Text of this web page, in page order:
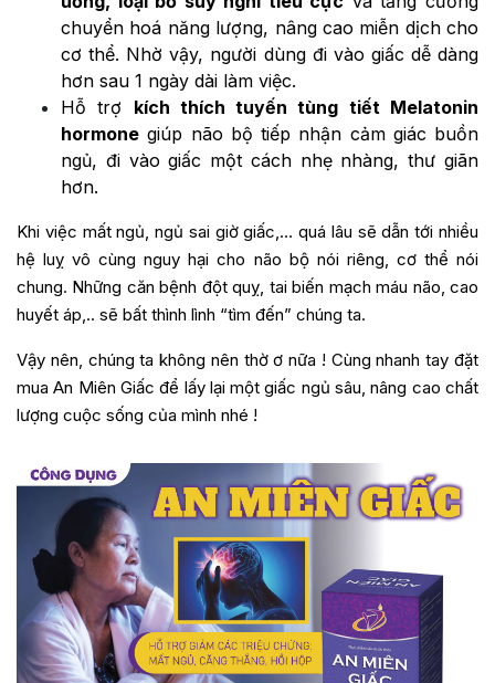
chuyển hoá năng lượng, nâng cao miễn dịch cho
cơ thể. Nhờ vậy, người dùng đi vào giấc dễ dàng
hơn sau 1 ngày dài làm việc.
Hỗ trợ kích thích tuyến tùng tiết Melatonin
hormone giúp não bộ tiếp nhận cảm giác buồn
ngủ, đi vào giấc một cách nhẹ nhàng, thư giãn
hơn.
Khi việc mất ngủ, ngủ sai giờ giấc,… quá lâu sẽ dẫn tới nhiều
hệ luỵ vô cùng nguy hại cho não bộ nói riêng, cơ thể nói
chung. Những căn bệnh đột quỵ, tai biến mạch máu não, cao
huyết áp,.. sẽ bất thình lình “tìm đến” chúng ta.
Vậy nên, chúng ta không nên thờ ơ nữa ! Cùng nhanh tay đặt
mua An Miên Giấc để lấy lại một giấc ngủ sâu, nâng cao chất
lượng cuộc sống của mình nhé !